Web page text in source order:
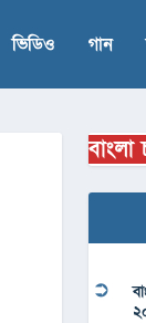
ভিডিও গান
বাংলা